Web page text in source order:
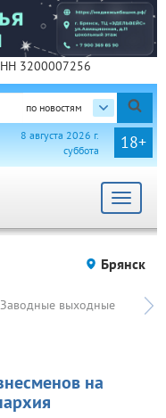
3200007256
по новостям
18+
8 августа 2026 г.
суббота
Toggle
Брянск
Заводные выходные
на